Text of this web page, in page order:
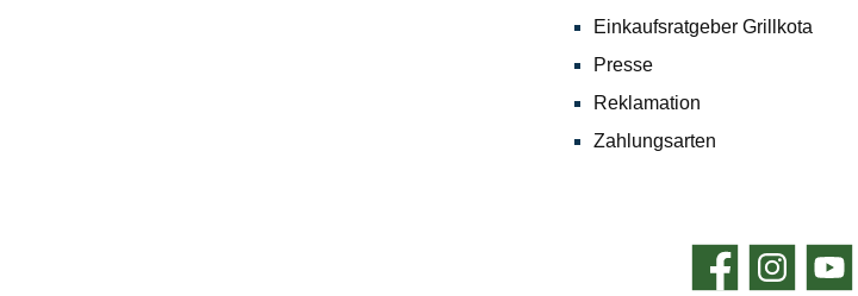
Einkaufsratgeber Grillkota
Presse
Reklamation
Zahlungsarten
FacebookInstagramYouTube